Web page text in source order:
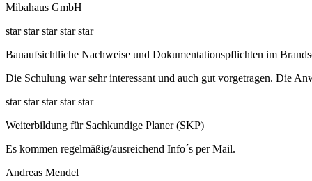
Mibahaus GmbH
star star star star star
Bauaufsichtliche Nachweise und Dokumentationspflichten im
Die Schulung war sehr interessant und auch gut vorgetragen. Die
star star star star star
Weiterbildung für Sachkundige Planer (SKP)
Es kommen regelmäßig/ausreichend Info´s per Mail.
Andreas Mendel